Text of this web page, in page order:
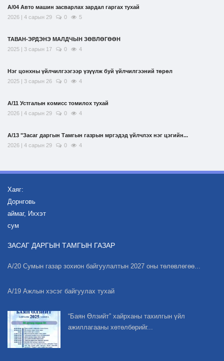
А/04 Авто машин засварлах зардал гаргах тухай
2026 | 4 сарын 29
0 5
ТАВАН-ЭРДЭНЭ МАЛДЧЫН ЗӨВЛӨГӨӨН
2025 | 3 сарын 17
0 4
Нэг цонхны үйлчилгээгээр үзүүлж буй үйлчилгээний төрөл
2025 | 3 сарын 26
0 4
А/11 Устгалын комисс томилох тухай
2026 | 4 сарын 29
0 4
А/13 "Засаг даргын Тамгын газрын мргэдэд үйлчлэх нэг цэгийн...
2026 | 4 сарын 29
0 4
Хаяг:
Дорнговь
аймаг, Иххэт
сум
ЗАСАГ ДАРГЫН ТАМГЫН ГАЗАР
А/20 Сумын газар зохион байгуулалтын 2027 оны төлөвлөгөө...
А/19 Ажлын хэсэг байгуулах тухай
“Баян Өлзийт” хайрханы тахилгын үйл
ажиллагааны хөтөлбөрийг...